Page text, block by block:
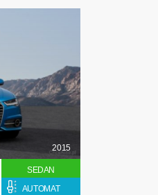
2015
SEDAN
AUTOMAT